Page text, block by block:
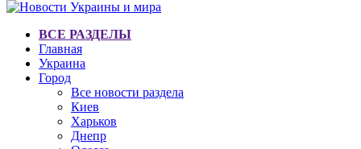
ВСЕ РАЗДЕЛЫ
Главная
Украина
Город
Все новости раздела
Киев
Харьков
Днепр